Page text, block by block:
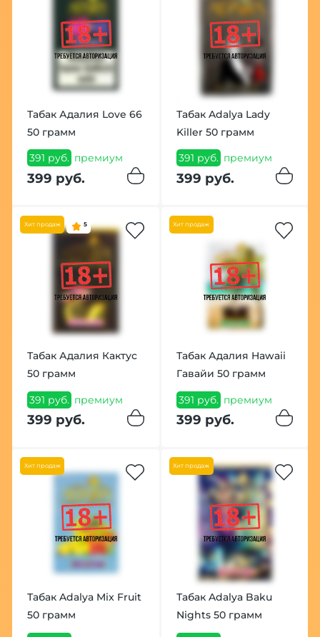
Табак Адалия Love 66
50 грамм
391 руб. премиум
399 руб.
Табак Adalya Lady
Killer 50 грамм
391 руб. премиум
399 руб.
Хит продаж 5
Табак Адалия Кактус
50 грамм
391 руб. премиум
399 руб.
Хит продаж
Табак Адалия Hawaii
Гавайи 50 грамм
391 руб. премиум
399 руб.
Хит продаж
Табак Adalya Mix Fruit
50 грамм
Хит продаж
Табак Adalya Baku
Nights 50 грамм